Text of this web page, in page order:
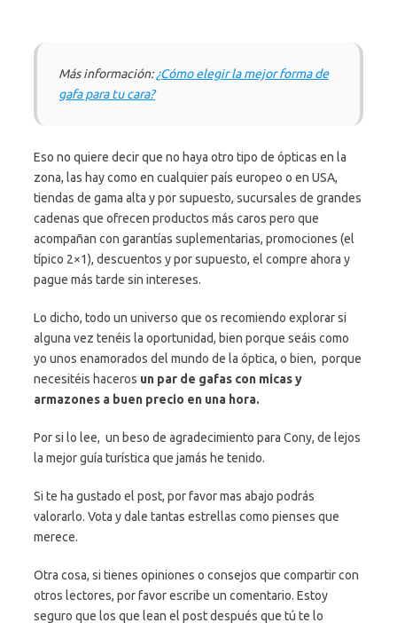
Más información:¿Cómo elegir la mejor forma de
gafa para tu cara?
Eso no quiere decir que no haya otro tipo de ópticas en la
zona, las hay como en cualquier país europeo o en USA,
tiendas de gama alta y por supuesto, sucursales de grandes
cadenas que ofrecen productos más caros pero que
acompañan con garantías suplementarias, promociones (el
típico 2×1), descuentos y por supuesto, el compre ahora y
pague más tarde sin intereses.
Lo dicho, todo un universo que os recomiendo explorar si
alguna vez tenéis la oportunidad, bien porque seáis como
yo unos enamorados del mundo de la óptica, o bien, porque
necesitéis haceros un par de gafas con micas y
armazones a buen precio en una hora.
Por si lo lee, un beso de agradecimiento para Cony, de lejos
la mejor guía turística que jamás he tenido.
Si te ha gustado el post, por favor mas abajo podrás
valorarlo. Vota y dale tantas estrellas como pienses que
merece.
Otra cosa, si tienes opiniones o consejos que compartir con
otros lectores, por favor escribe un comentario. Estoy
seguro que los que lean el post después que tú te lo